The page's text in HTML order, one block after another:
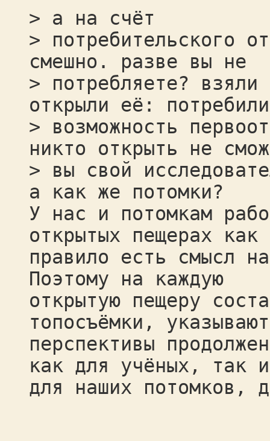
> а на счёт
> потребительского
смешно. разве вы не
> потребляете?
открыли её: потребили
> возможность
никто открыть не
> вы свой
а как же потомки?
У нас и потомкам
открытых пещерах как
правило есть смысл
Поэтому на каждую
открытую пещеру
топосъёмки,
перспективы
как для учёных, так и
для наших потомков,